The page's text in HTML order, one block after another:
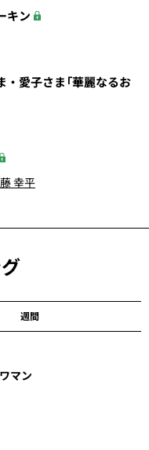
キン
愛子さま「華麗なるお
幸平
週間
マン